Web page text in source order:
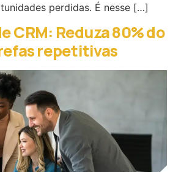
perdidas. É nesse […]
CRM: Reduza 80% do
repetitivas